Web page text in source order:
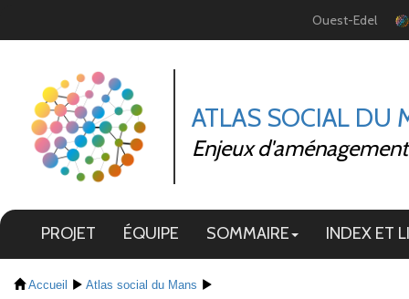
Ouest-Edel
ATLAS SOCIAL DU
Enjeux
PROJET ÉQUIPE SOMMAIRE INDEX ET
Accueil Atlas social du Mans